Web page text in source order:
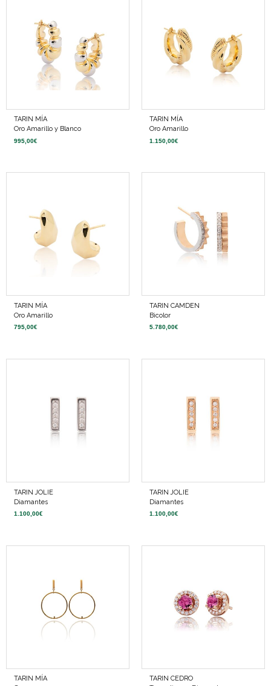
TARIN MÍA
Oro Amarillo y Blanco
995,00€
TARIN MÍA
Oro Amarillo
1.150,00€
TARIN MÍA
Oro Amarillo
795,00€
TARIN CAMDEN
Bicolor
5.780,00€
TARIN JOLIE
Diamantes
1.100,00€
TARIN JOLIE
Diamantes
1.100,00€
TARIN MÍA
TARIN CEDRO